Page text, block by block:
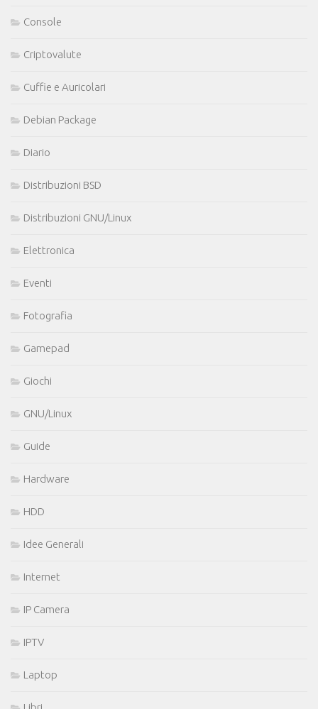
Console
Criptovalute
Cuffie e Auricolari
Debian Package
Diario
Distribuzioni BSD
Distribuzioni GNU/Linux
Elettronica
Eventi
Fotografia
Gamepad
Giochi
GNU/Linux
Guide
Hardware
HDD
Idee Generali
Internet
IP Camera
IPTV
Laptop